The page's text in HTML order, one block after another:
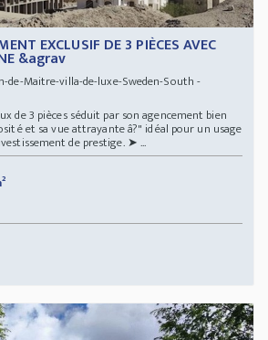
EXCLUSIF DE 3 PIÈCES AVEC
&agrav
de-Maitre-villa-de-luxe-Sweden-South -
de 3 pièces séduit par son agencement bien
et sa vue attrayante â?" idéal pour un usage
de prestige. ➤ ...